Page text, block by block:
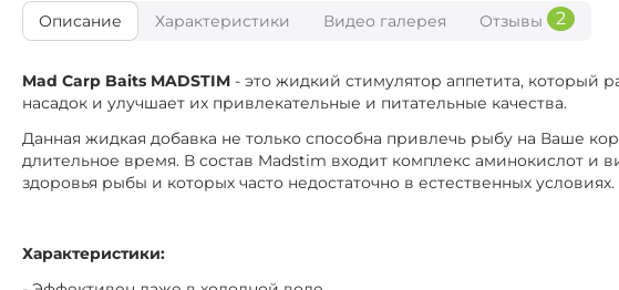
Описание Характеристики Видео галерея Отзывы 2
Mad Carp Baits MADSTIM - это жидкий стимулятор аппетита, который
насадок и улучшает их привлекательные и питательные качества.
Данная жидкая добавка не только способна привлечь рыбу на Ваше
длительное время. В состав Madstim входит комплекс аминокислот и
здоровья рыбы и которых часто недостаточно в естественных условиях.
Характеристики: